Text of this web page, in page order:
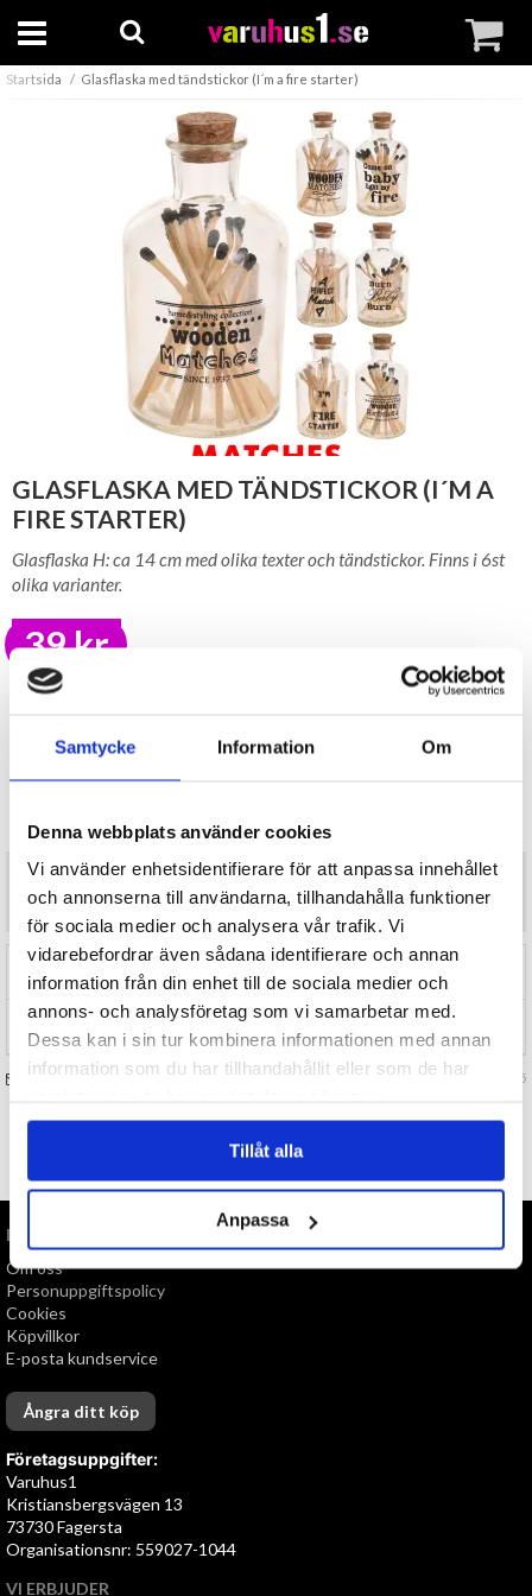
Samtycke Information Om
Denna webbplats använder cookies
Vi använder enhetsidentifierare för att anpassa innehållet
och annonserna till användarna, tillhandahålla funktioner
för sociala medier och analysera vår trafik. Vi
vidarebefordrar även sådana identifierare och annan
information från din enhet till de sociala medier och
annons- och analysföretag som vi samarbetar med.
Dessa kan i sin tur kombinera informationen med annan
information som du har tillhandahållit eller som de har
Tillåt alla
Anpassa
Startsida Glasflaska med tändstickor (I´m a fire starter)
GLASFLASKA MED TÄNDSTICKOR (I´M A
FIRE STARTER)
Glasflaska H: ca 14 cm med olika texter och tändstickor. Finns i 6st
olika varianter.
39 kr
ÖPPET KÖP I 30 DAGAR
BEVAKA
Preliminärt åter i lager: Okänt
Glasflaska H: ca 14 cm med olika texter och tändstickor. Finns i 6st
olika varianter.
RECENSIONER (0)
FRÅGA OSS OM VARAN Art. nr 136375
TILL TOPPEN
INFORMATION
Om oss
Personuppgiftspolicy
Cookies
Köpvillkor
E-posta kundservice
Ångra ditt köp
Företagsuppgifter:
Varuhus1
Kristiansbergsvägen 13
73730 Fagersta
Organisationsnr: 559027-1044
VI ERBJUDER